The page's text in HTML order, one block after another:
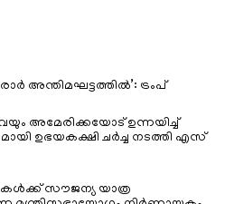
അന്തിമഘട്ടത്തിൽ‌’: ട്രംപ്
അമേരിക്കയോട് ഉന്നയിച്ച്
ഉഭയകക്ഷി ചർച്ച നടത്തി എസ്
സൗജന്യ യാത്ര